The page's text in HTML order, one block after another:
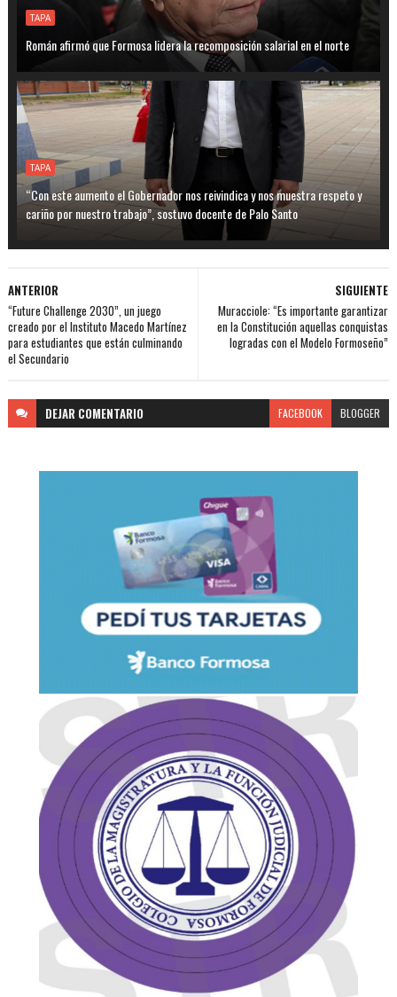
TAPA
Román afirmó que Formosa lidera la recomposición salarial en el norte
TAPA
“Con este aumento el Gobernador nos reivindica y nos muestra respeto y
cariño por nuestro trabajo”, sostuvo docente de Palo Santo
SIGUIENTE
Muracciole: “Es importante garantizar
en la Constitución aquellas conquistas
logradas con el Modelo Formoseño”
ANTERIOR
“Future Challenge 2030”, un juego
creado por el Instituto Macedo Martínez
para estudiantes que están culminando
el Secundario
DEJAR COMENTARIO FACEBOOK BLOGGER